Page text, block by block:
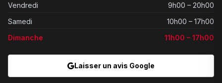
Vendredi
9h00 – 20h00
Samedi
10h00 – 17h00
Dimanche
11h00 – 17h00
Laisser un avis Google